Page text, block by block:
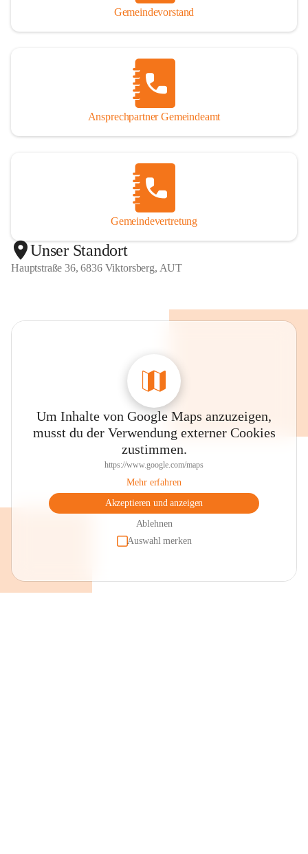
Gemeindevorstand
Ansprechpartner Gemeindeamt
Gemeindevertretung
Unser Standort
Hauptstraße 36, 6836 Viktorsberg, AUT
Um Inhalte von Google Maps anzuzeigen,
musst du der Verwendung externer Cookies
zustimmen.
https://www.google.com/maps
Mehr erfahren
Akzeptieren und anzeigen
Ablehnen
Auswahl merken